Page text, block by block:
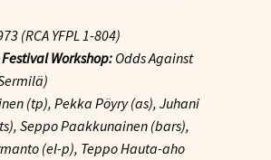
(RCA YFPL 1-804)
Workshop:Odds Against
(tp), Pekka Pöyry (as), Juhani
Seppo Paakkunainen (bars),
(el-p), Teppo Hauta-aho